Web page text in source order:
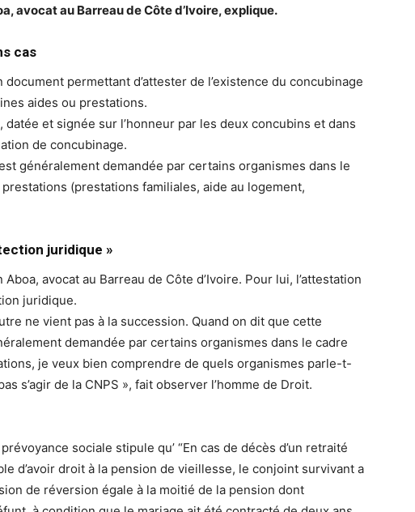
avocat au Barreau de Côte d’Ivoire, explique.
cas
document permettant d’attester de l’existence du concubinage
aides ou prestations.
et signée sur l’honneur par les deux concubins et dans
de concubinage.
généralement demandée par certains organismes dans le
(prestations familiales, aide au logement,
juridique »
Aboa, avocat au Barreau de Côte d’Ivoire. Pour lui, l’attestation
juridique.
ne vient pas à la succession. Quand on dit que cette
demandée par certains organismes dans le cadre
je veux bien comprendre de quels organismes parle-t-
s’agir de la CNPS », fait observer l’homme de Droit.
sociale stipule qu’ “En cas de décès d’un retraité
d’avoir droit à la pension de vieillesse, le conjoint survivant a
de réversion égale à la moitié de la pension dont